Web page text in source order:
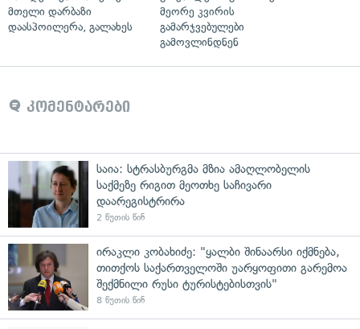
მთელი დარბაზი
დაასპოილერა, გალახეს
მეორე კვირის
გამარჯვებულები
გამოვლინდნენ
კომენტარები
საია: სტრასბურგმა მზია ამაღლობელის
საქმეზე რიგით მეოთხე საჩივარი
დაარეგისტრირა
2 წუთის წინ
ირაკლი კობახიძე: "ყალბი შინაარსი იქმნება,
თითქოს საქართველოში უარყოფითი გარემოა
შექმნილი რუსი ტურისტებისთვის"
8 წუთის წინ